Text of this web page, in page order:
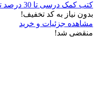
کتب کمک درسی تا 30 درصد تخفیف از سی بوک
بدون نیاز به کد تخفیف!
مشاهده جزئیات و خرید
منقضی شد!